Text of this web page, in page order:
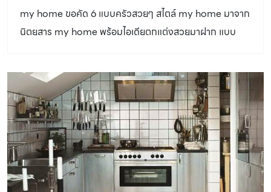
my home ขอคัด 6 แบบครัวสวยๆ สไตล์ my home มาจาก
นิตยสาร my home พร้อมไอเดียตกแต่งสวยมาฝาก แบบ